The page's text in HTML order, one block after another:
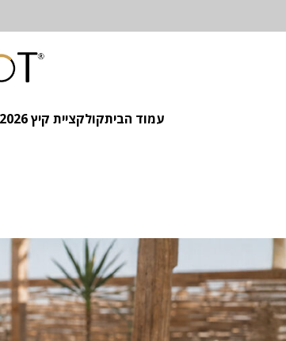
עמוד הביתקולקציית קיץ 2026